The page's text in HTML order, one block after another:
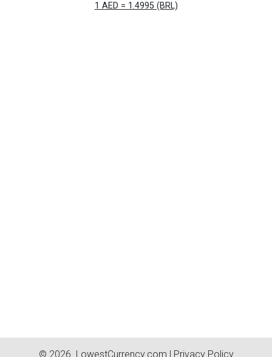
1 AED = 1.4995 (BRL)
© 2026. LowestCurrency.com | Privacy Policy